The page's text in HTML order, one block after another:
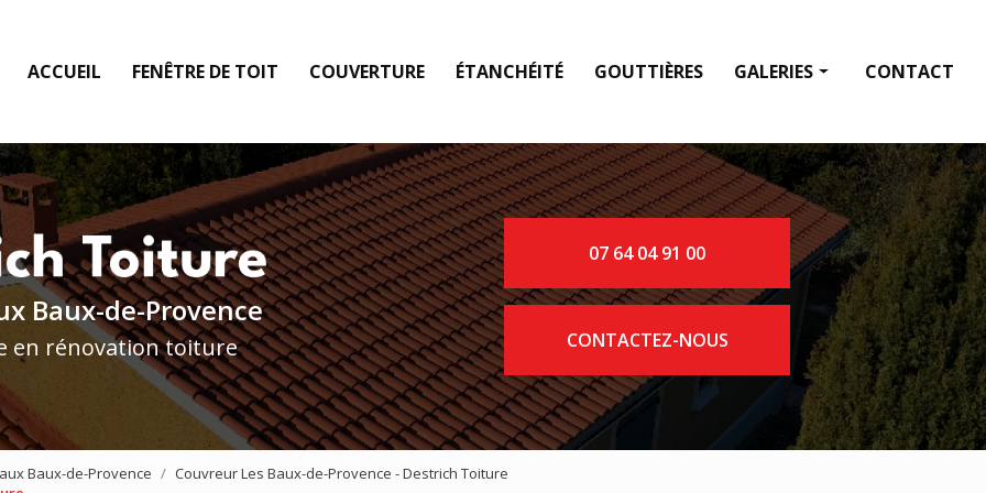
ACCUEIL FENÊTRE DE TOIT COUVERTURE ÉTANCHÉITÉ GOUTTIÈRES GALERIES
Fenêtre de toit
Couverture
Étanchéité
Gouttières
CONTACT
Baux-de-Provence
en rénovation toiture
07 64 04 91 00
CONTACTEZ-NOUS
Baux-de-Provence
Couvreur Les Baux-de-Provence - Destrich Toiture